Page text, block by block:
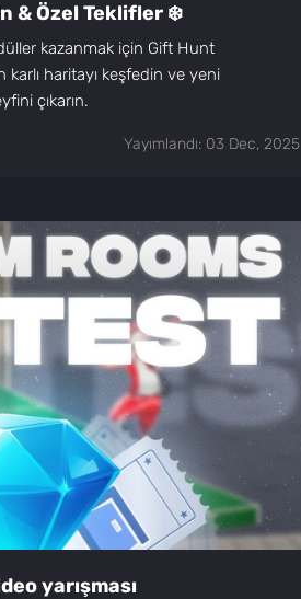
& Özel Teklifler ❄️
kazanmak için Gift Hunt
karlı haritayı keşfedin ve yeni
çıkarın.
Yayımlandı: 03 Dec, 2025
yarışması